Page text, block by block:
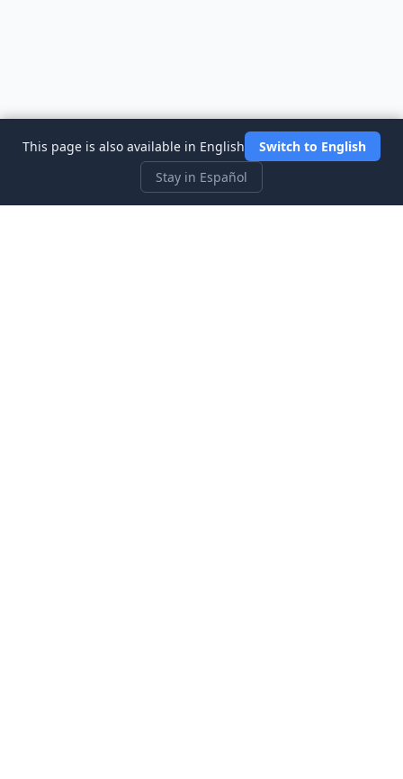
This page is also available in English
Switch to English
Stay in Español